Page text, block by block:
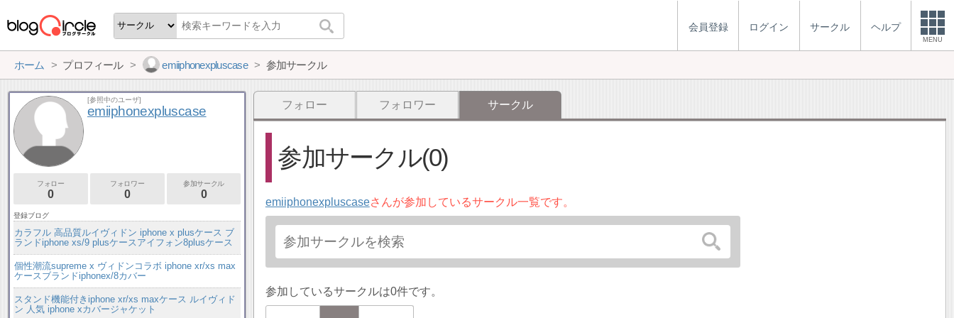
会員登録 ログイン サークル ヘルプ
MENU
ホーム プロフィール emiiphonexpluscase 参加サークル
フォロー フォロワー サークル
参加サークル(0)
emiiphonexpluscaseさんが参加しているサークル一覧です。
参加しているサークルは0件です。
[参照中のユーザ]
emiiphonexpluscase
フォロー
0
フォロワー
0
参加サークル
0
登録ブログ
カラフル 高品質ルイヴィドン iphone x plusケース ブ
ランドiphone xs/9 plusケースアイフォン8plusケース
個性潮流supreme x ヴィドンコラボ iphone xr/xs max
ケースブランドiphonex/8カバー
スタンド機能付きiphone xr/xs maxケース ルイヴィド
ン 人気 iphone xカバージャケット